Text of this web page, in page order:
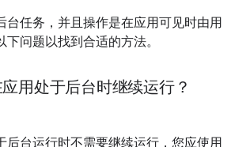
台任务，并且操作是在应用可见时由用
问题以找到合适的方法。
用处于后台时继续运行？
后台运行时不需要继续运行，您应使用